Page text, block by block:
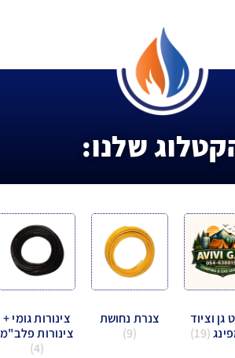
שלנו:
גן וציוד
(19)
צנרת נחושת
(9)
צינורות גומי +
צינורות פלב"מ
(4)